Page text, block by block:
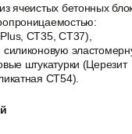
ячеистых бетонных
CT35, CT37),
силиконовую
штукатурки (Церезит
CT54).